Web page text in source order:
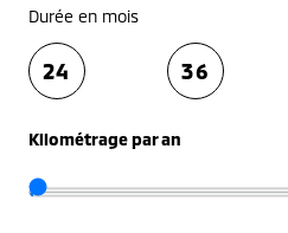
Durée en mois
24 36
Kilométrage par an